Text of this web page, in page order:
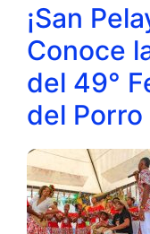
¡San
Conoce
del 49°
del Porro